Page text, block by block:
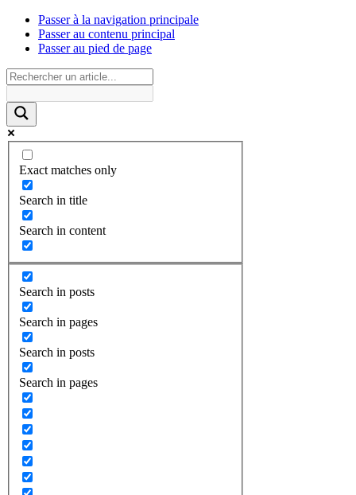
Passer à la navigation principale
Passer au contenu principal
Passer au pied de page
Exact matches only
Search in title
Search in content
Search in posts
Search in pages
Search in posts
Search in pages